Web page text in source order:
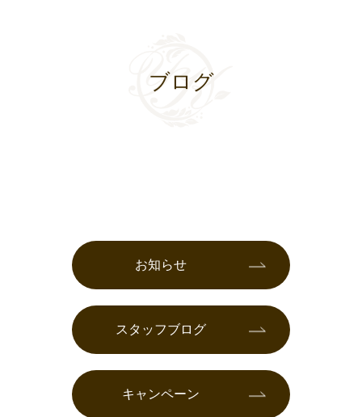
ブログ
お知らせ
スタッフブログ
キャンペーン